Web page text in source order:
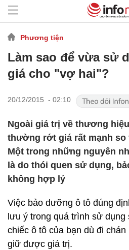
Phương tiện
Làm sao để vừa sử
giá cho "vợ hai"?
20/12/2015 - 02:10
Ngoài giá trị về thương
thường rớt giá rất mạnh so
Một trong những nguyên
là do thói quen sử dụng,
không hợp lý
Việc bảo dưỡng ô tô đúng
lưu ý trong quá trình sử dụng
chiếc ô tô của bạn dù đi
giữ được giá trị.